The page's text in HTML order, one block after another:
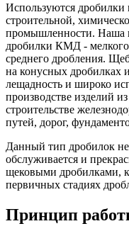
Используются дробилки
строительной,
промышленности. Наша
дробилки КМД -
среднего дробления.
на конусных дробилках
лещадность и широко
производстве изделий
строительстве
путей, дорог,
Данный тип дробилок
обслуживается и
щековыми дробилками,
первичных стадиях
Принцип